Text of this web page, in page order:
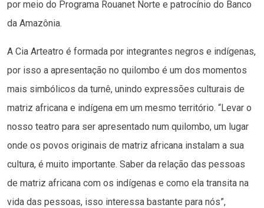
por meio do Programa Rouanet Norte e patrocínio do Banco
da Amazônia.
A Cia Arteatro é formada por integrantes negros e indígenas,
por isso a apresentação no quilombo é um dos momentos
mais simbólicos da turnê, unindo expressões culturais de
matriz africana e indígena em um mesmo território. “Levar o
nosso teatro para ser apresentado num quilombo, um lugar
onde os povos originais de matriz africana instalam a sua
cultura, é muito importante. Saber da relação das pessoas
de matriz africana com os indígenas e como ela transita na
vida das pessoas, isso interessa bastante para nós”,